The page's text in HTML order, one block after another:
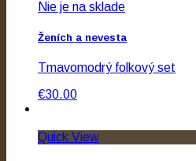
Nie je na sklade
Ženích a nevesta
Tmavomodrý folkový set
€30.00
Quick View